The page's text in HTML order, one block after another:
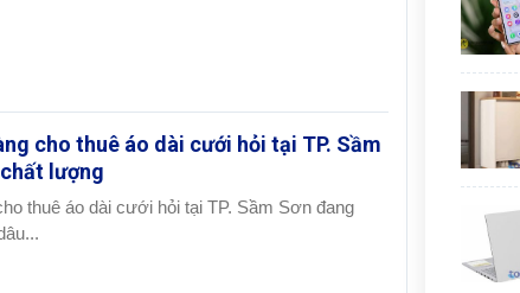
cho thuê áo dài cưới hỏi tại TP. Sầm
lượng
thuê áo dài cưới hỏi tại TP. Sầm Sơn đang